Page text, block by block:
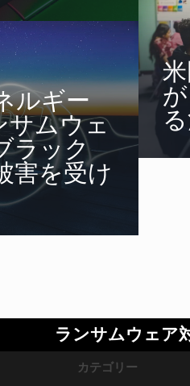
ルギー
サムウェ
ラック
害を受け
ランサムウェア
カテゴリー